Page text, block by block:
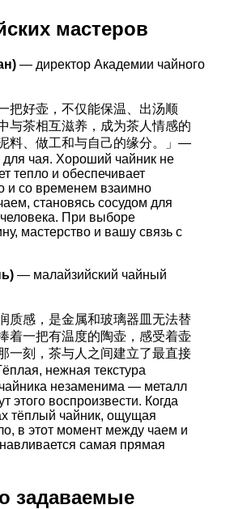
мастеров
— директор Академии чайного
把好壶，不仅能保温、出汤顺
与茶相互滋养，成为茶人情感的
料、做工和与自己的缘分。」—
чая. Хороший чайник не
тепло и обеспечивает
и со временем взаимно
становясь сосудом для
человека. При выборе
мастерство и вашу связь с
— малайзийский чайный
质感，是金属和玻璃器皿无法替
着一把有温度的陶壶，感受着壶
一刻，茶与人之间建立了最直接
нежная текстура
незаменима — металл
этого воспроизвести. Когда
тёплый чайник, ощущая
в этот момент между чаем и
самая прямая
задаваемые